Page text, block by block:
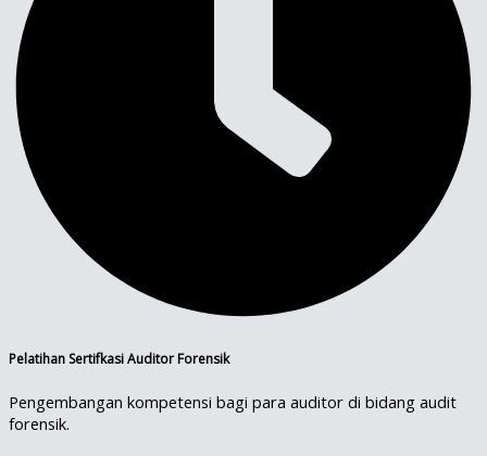
Pelatihan Sertifkasi Auditor Forensik
Pengembangan kompetensi bagi para auditor di bidang audit
forensik.